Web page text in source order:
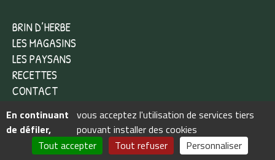
BRIN D’HERBE
LES MAGASINS
LES PAYSANS
RECETTES
CONTACT
Siret : 384 411 831 00033 - TVA FR 80 384 411 831 -Mentions légales
Gestion des cookies- Réalisation Breizhtorm
En continuant
de défiler,
vous acceptez l'utilisation de services tiers
pouvant installer des cookies
Tout accepter
Tout refuser Personnaliser